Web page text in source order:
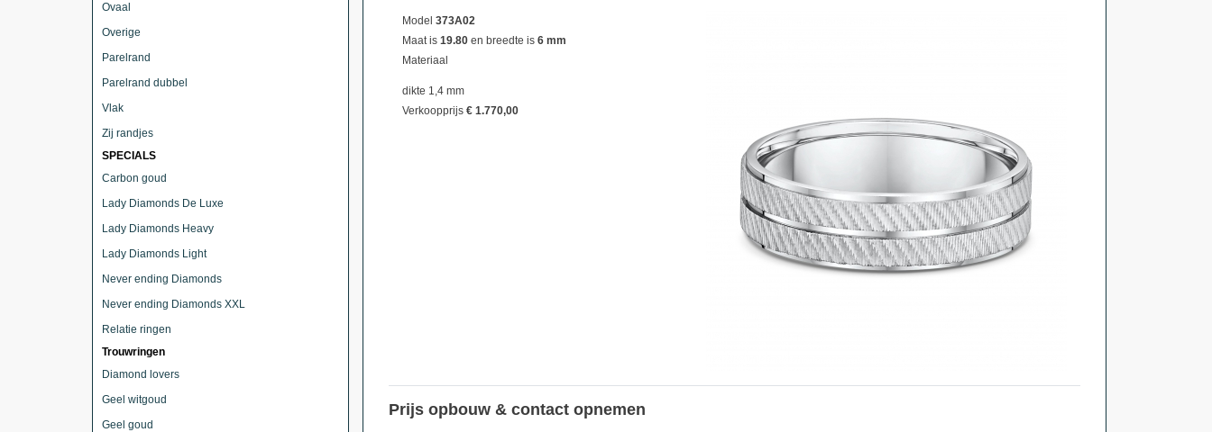
Model 373A02
Maat is 19.80 en breedte is 6 mm
Materiaal
dikte 1,4 mm
Verkoopprijs € 1.770,00
Prijs opbouw & contact opnemen
Ovaal
Overige
Parelrand
Parelrand dubbel
Vlak
Zij randjes
SPECIALS
Carbon goud
Lady Diamonds De Luxe
Lady Diamonds Heavy
Lady Diamonds Light
Never ending Diamonds
Never ending Diamonds XXL
Relatie ringen
Trouwringen
Diamond lovers
Geel witgoud
Geel goud